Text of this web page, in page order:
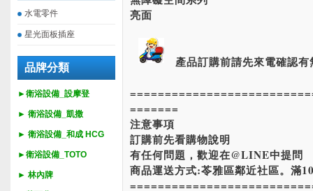
水電零件
星光面板插座
品牌分類
►衛浴設備_設摩登
► 衛浴設備_ 凱撒
► 衛浴設備_ 和成 HCG
►衛浴設備_ TOTO
► 林內牌
亮面
產品訂購前請先來電確認有
=======
注意事項
訂購前先看購物說明
有任何問題，歡迎在@LINE中提問
商品運送方式:苓雅區鄰近社區。滿